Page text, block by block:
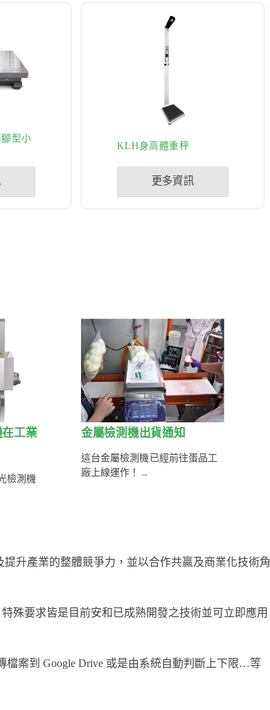
型小
KLH身高體重秤
更多資訊
工業
檢測機
金屬檢測機出貨通知
這台金屬檢測機已經前往蛋品工
廠上線運作！ ...
升產業的整體競爭力，並以合作共贏及商業化技術角
殊要求皆是目前安和已成熟開發之技術並可立即應用
案到 Google Drive 或是由系統自動判斷上下限…等